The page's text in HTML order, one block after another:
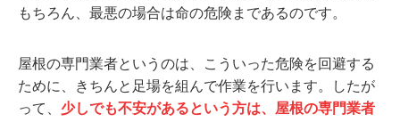
もちろん、最悪の場合は命の危険まであるのです。
屋根の専門業者というのは、こういった危険を回避する
ために、きちんと足場を組んで作業を行います。したが
って、 少しでも不安があるという方は、屋根の専門業者